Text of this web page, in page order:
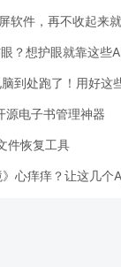
软件，再不收起来就
？想护眼就靠这些
到处跑了！用好这
电子书管理神器
件恢复工具
心痒痒？让这几个